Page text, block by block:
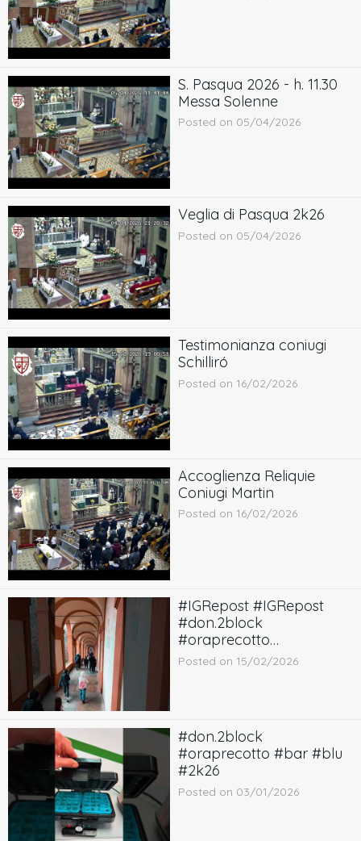
S. Pasqua 2026 - h. 11.30
Messa Solenne
Posted on 05/04/2026
Veglia di Pasqua 2k26
Posted on 05/04/2026
Testimonianza coniugi
Schilliró
Posted on 16/02/2026
Accoglienza Reliquie
Coniugi Martin
Posted on 16/02/2026
#IGRepost #IGRepost
#don.2block
#oraprecotto
pellegrinaggio comunioni
Posted on 15/02/2026
#don.2block
#oraprecotto #bar #blu
#2k26
Posted on 03/01/2026